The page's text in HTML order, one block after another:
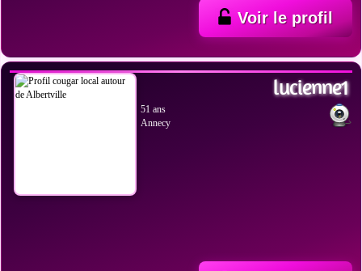
Voir le profil
lucienne1
51 ans
Annecy